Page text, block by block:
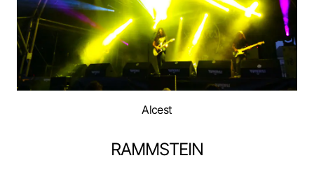
Alcest
RAMMSTEIN